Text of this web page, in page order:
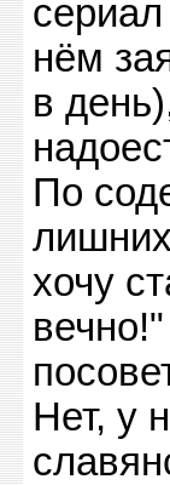
нём
в
По
хочу
Нет, у